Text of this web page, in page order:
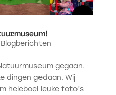
Blogberichten
gegaan.
dingen gedaan. Wij
heleboel leuke foto’s